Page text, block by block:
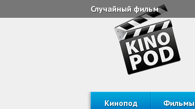
Случайный фильм
Кинопод Фильмы